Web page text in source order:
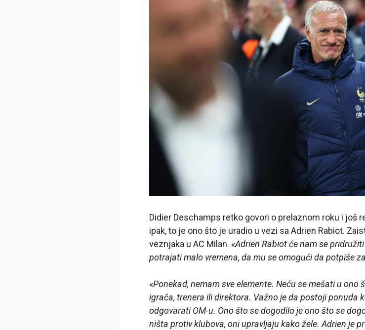
Didier Deschamps retko govori o prelaznom roku i još
ipak, to je ono što je uradio u vezi sa Adrien Rabiot.
veznjaka u AC Milan. «Adrien Rabiot će nam se
potrajati malo vremena, da mu se omogući da potpiše
«Ponekad, nemam sve elemente. Neću se mešati u ono
igrača, trenera ili direktora. Važno je da postoji ponuda
odgovarati OM-u. Ono što se dogodilo je ono što se
ništa protiv klubova, oni upravljaju kako žele. Adrien je